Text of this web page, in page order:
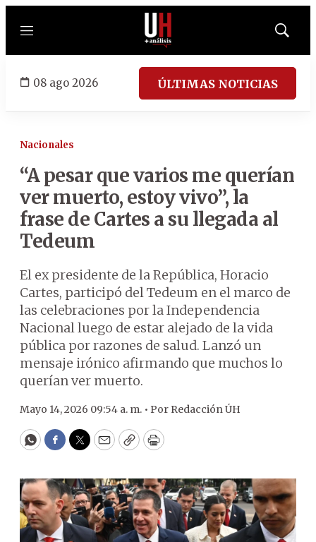
Menú
Mostrar
08 ago 2026 ÚLTIMAS NOTICIAS
Nacionales
“A pesar que varios me querían
ver muerto, estoy vivo”, la
frase de Cartes a su llegada al
Tedeum
El ex presidente de la República, Horacio
Cartes, participó del Tedeum en el marco de
las celebraciones por la Independencia
Nacional luego de estar alejado de la vida
pública por razones de salud. Lanzó un
mensaje irónico afirmando que muchos lo
querían ver muerto.
Mayo 14, 2026 09:54 a. m. • Por Redacción ÚH
WhatsApp
Facebook
Twitter
EmailCopyPrint